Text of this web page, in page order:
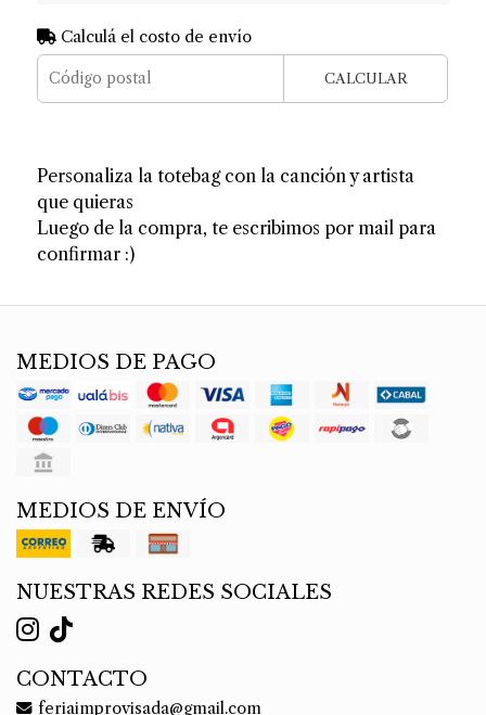
Calculá el costo de envío
CALCULAR
Personaliza la totebag con la canción y artista
que quieras
Luego de la compra, te escribimos por mail para
confirmar :)
MEDIOS DE PAGO
MEDIOS DE ENVÍO
NUESTRAS REDES SOCIALES
CONTACTO
feriaimprovisada@gmail.com